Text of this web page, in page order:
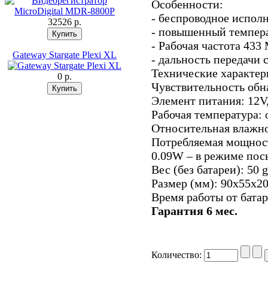
32526 p.
Gateway Stargate Plexi XL
0 p.
Особенности:
- беспроводное
- повышенный
- Рабочая частота
- дальность передачи
Технические
Чувствительность
Элемент питания:
Рабочая
Относительная
Потребляемая
0.09W – в режиме
Вес (без батареи): 50 g
Размер (мм): 90х55х20
Время работы от
Гарантия 6 мес.
Количество: